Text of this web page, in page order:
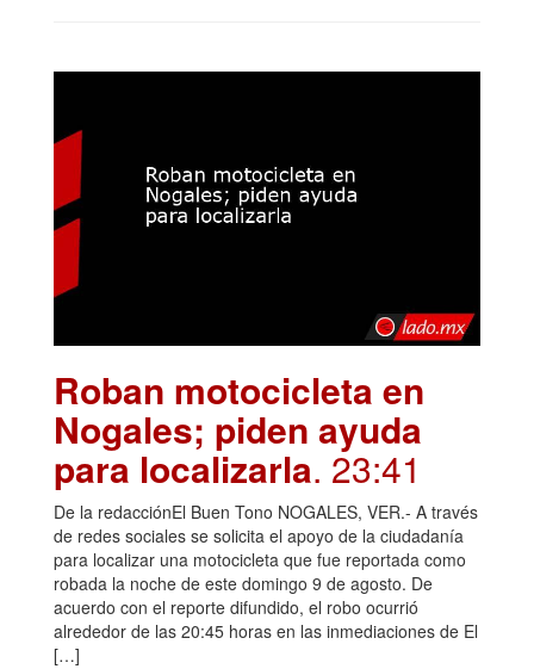
Roban motocicleta en
Nogales; piden ayuda
para localizarla. 23:41
De la redacciónEl Buen Tono NOGALES, VER.- A través
de redes sociales se solicita el apoyo de la ciudadanía
para localizar una motocicleta que fue reportada como
robada la noche de este domingo 9 de agosto. De
acuerdo con el reporte difundido, el robo ocurrió
alrededor de las 20:45 horas en las inmediaciones de El
[…]